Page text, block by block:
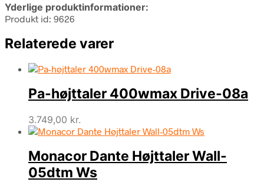
Yderlige produktinformationer:
Produkt id: 9626
Relaterede varer
Pa-højttaler 400wmax Drive-08a
3.749,00 kr.
Monacor Dante Højttaler Wall-
05dtm Ws